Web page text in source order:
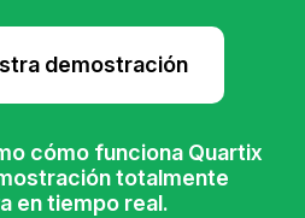
demostración
cómo funciona Quartix
totalmente
en tiempo real.